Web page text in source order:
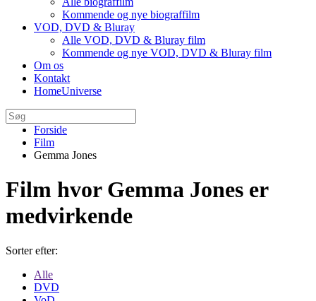
Kommende og nye biograffilm
VOD, DVD & Bluray
Alle VOD, DVD & Bluray film
Kommende og nye VOD, DVD & Bluray film
Om os
Kontakt
HomeUniverse
Forside
Film
Gemma Jones
Film hvor Gemma Jones er
medvirkende
Sorter efter:
Alle
DVD